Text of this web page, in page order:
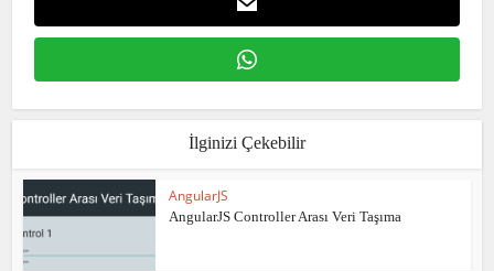
İlginizi Çekebilir
AngularJS
AngularJS Controller Arası Veri Taşıma